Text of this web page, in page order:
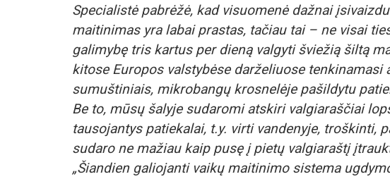
Specialistė pabrėžė, kad visuomenė dažnai
maitinimas yra labai prastas, tačiau tai – ne visai
galimybę tris kartus per dieną valgyti šviežią šiltą
kitose Europos valstybėse darželiuose tenkinamasi
sumuštiniais, mikrobangų krosnelėje pašildytu
Be to, mūsų šalyje sudaromi atskiri valgiaraščiai
tausojantys patiekalai, t.y. virti vandenyje, troškinti,
sudaro ne mažiau kaip pusę į pietų valgiaraštį
„Šiandien galiojanti vaikų maitinimo sistema